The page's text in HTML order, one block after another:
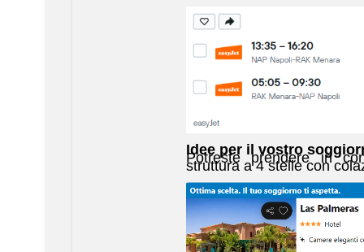
Idee per il vostro
Potreste prendere in
struttura a 4 stelle con